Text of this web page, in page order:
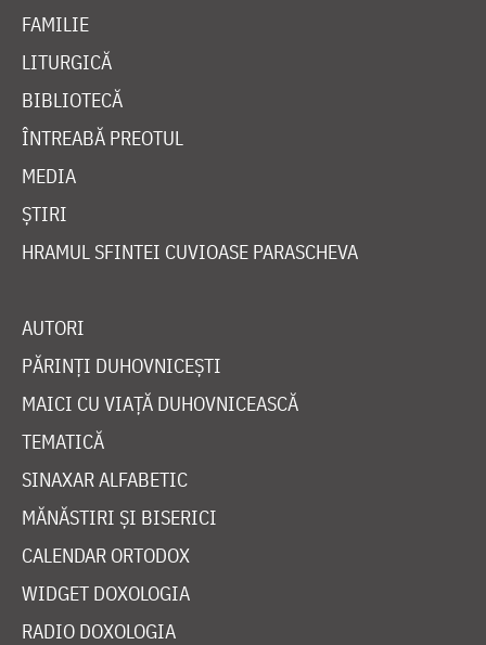
FAMILIE
LITURGICĂ
BIBLIOTECĂ
ÎNTREABĂ PREOTUL
MEDIA
ȘTIRI
HRAMUL SFINTEI CUVIOASE PARASCHEVA
AUTORI
PĂRINȚI DUHOVNICEȘTI
MAICI CU VIAȚĂ DUHOVNICEASCĂ
TEMATICĂ
SINAXAR ALFABETIC
MĂNĂSTIRI ȘI BISERICI
CALENDAR ORTODOX
WIDGET DOXOLOGIA
RADIO DOXOLOGIA